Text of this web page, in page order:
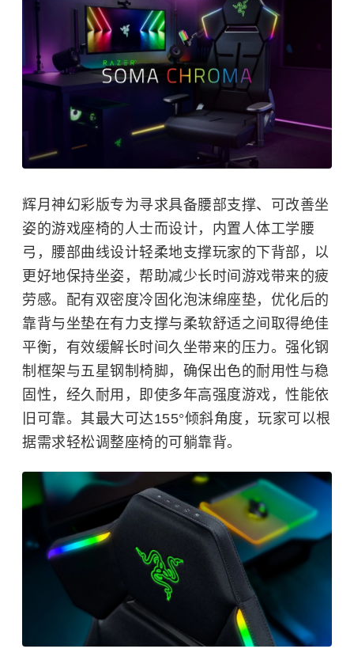
辉月神幻彩版专为寻求具备腰部支撑、可改善坐
姿的游戏座椅的人士而设计，内置人体工学腰
弓，腰部曲线设计轻柔地支撑玩家的下背部，以
更好地保持坐姿，帮助减少长时间游戏带来的疲
劳感。配有双密度冷固化泡沫绵座垫，优化后的
靠背与坐垫在有力支撑与柔软舒适之间取得绝佳
平衡，有效缓解长时间久坐带来的压力。强化钢
制框架与五星钢制椅脚，确保出色的耐用性与稳
固性，经久耐用，即使多年高强度游戏，性能依
旧可靠。其最大可达155°倾斜角度，玩家可以根
据需求轻松调整座椅的可躺靠背。